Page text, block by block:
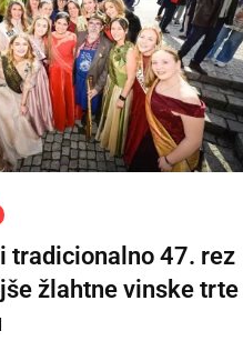
tradicionalno 47. rez
žlahtne vinske trte